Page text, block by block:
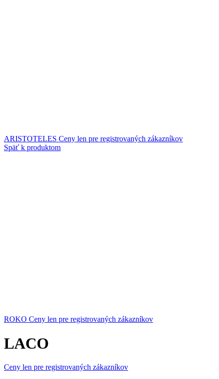
ARISTOTELES Ceny len pre registrovaných zákazníkov
Späť k produktom
ROKO Ceny len pre registrovaných zákazníkov
LACO
Ceny len pre registrovaných zákazníkov